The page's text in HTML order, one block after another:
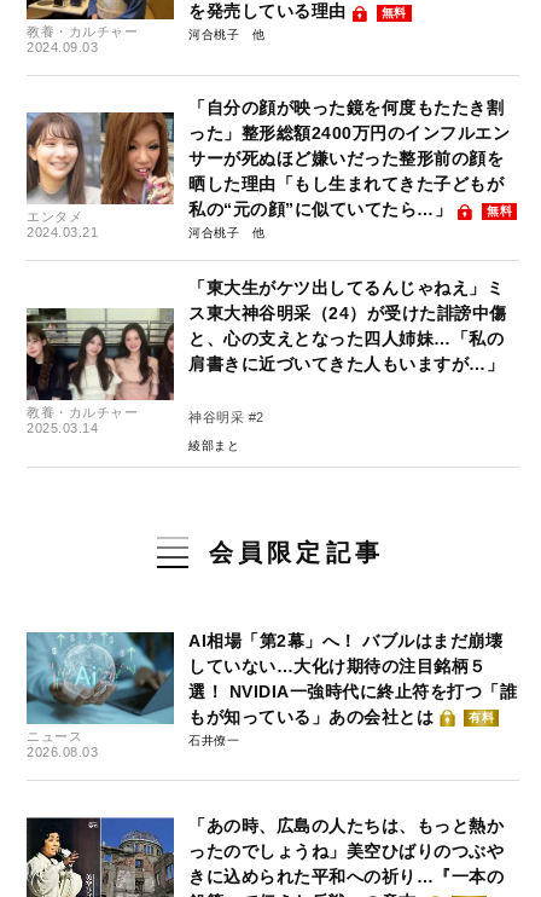
教養・カルチャー
2024.09.03
を発売している理由
無料
河合桃子
エンタメ
2024.03.21
「自分の顔が映った鏡を何度もたたき割
った」整形総額2400万円のインフルエン
サーが死ぬほど嫌いだった整形前の顔を
晒した理由「もし生まれてきた子どもが
私の“元の顔”に似ていてたら…」
無料
河合桃子
教養・カルチャー
2025.03.14
「東大生がケツ出してるんじゃねえ」ミ
ス東大神谷明采（24）が受けた誹謗中傷
と、心の支えとなった四人姉妹…「私の
肩書きに近づいてきた人もいますが…」
神谷明采 #2
綾部まと
会員限定記事
ニュース
2026.08.03
AI相場「第2幕」へ！ バブルはまだ崩壊
していない…大化け期待の注目銘柄５
選！ NVIDIA一強時代に終止符を打つ「誰
もが知っている」あの会社とは
有料
石井僚一
「あの時、広島の人たちは、もっと熱か
ったのでしょうね」美空ひばりのつぶや
きに込められた平和への祈り…『一本の